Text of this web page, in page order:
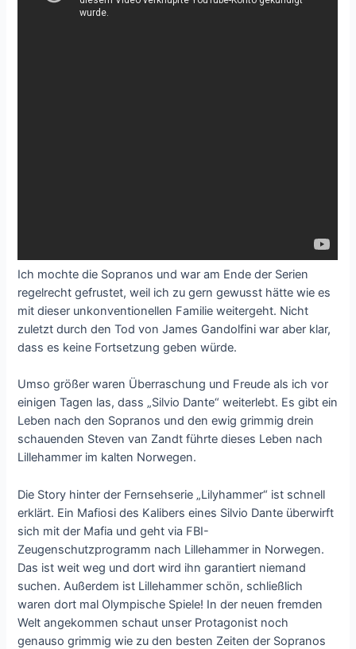
Ich mochte die Sopranos und war am Ende der Serien
regelrecht gefrustet, weil ich zu gern gewusst hätte wie es
mit dieser unkonventionellen Familie weitergeht. Nicht
zuletzt durch den Tod von James Gandolfini war aber klar,
dass es keine Fortsetzung geben würde.
Umso größer waren Überraschung und Freude als ich vor
einigen Tagen las, dass „Silvio Dante“ weiterlebt. Es gibt ein
Leben nach den Sopranos und den ewig grimmig drein
schauenden Steven van Zandt führte dieses Leben nach
Lillehammer im kalten Norwegen.
Die Story hinter der Fernsehserie „Lilyhammer“ ist schnell
erklärt. Ein Mafiosi des Kalibers eines Silvio Dante überwirft
sich mit der Mafia und geht via FBI-
Zeugenschutzprogramm nach Lillehammer in Norwegen.
Das ist weit weg und dort wird ihn garantiert niemand
suchen. Außerdem ist Lillehammer schön, schließlich
waren dort mal Olympische Spiele! In der neuen fremden
Welt angekommen schaut unser Protagonist noch
genauso grimmig wie zu den besten Zeiten der Sopranos